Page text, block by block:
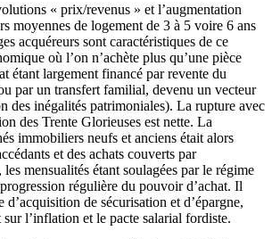
« prix/revenus » et l’augmentation
moyennes de logement de 3 à 5 voire 6 ans
acquéreurs sont caractéristiques de ce
où l’on n’achète plus qu’une pièce
étant largement financé par revente du
par un transfert familial, devenu un vecteur
des inégalités patrimoniales). La rupture avec
des Trente Glorieuses est nette. La
immobiliers neufs et anciens était alors
et des achats couverts par
mensualités étant soulagées par le régime
régulière du pouvoir d’achat. Il
d’acquisition de sécurisation et d’épargne,
sur l’inflation et le pacte salarial fordiste.